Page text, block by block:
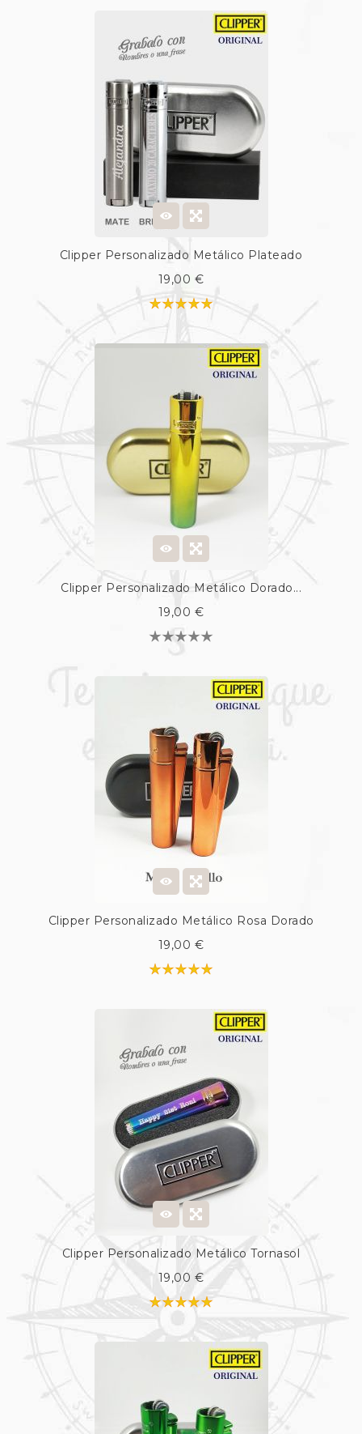
Clipper Personalizado Metálico Plateado
19,00 €
Clipper Personalizado Metálico Dorado...
19,00 €
Clipper Personalizado Metálico Rosa Dorado
19,00 €
Clipper Personalizado Metálico Tornasol
19,00 €